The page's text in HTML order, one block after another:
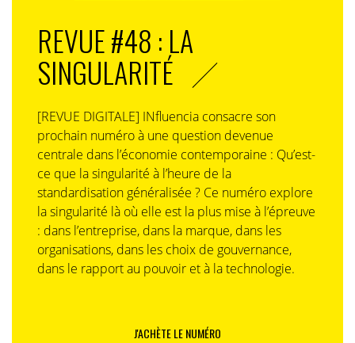
REVUE #48 : LA
SINGULARITÉ
[REVUE DIGITALE] INfluencia consacre son
prochain numéro à une question devenue
centrale dans l’économie contemporaine : Qu’est-
ce que la singularité à l’heure de la
standardisation généralisée ? Ce numéro explore
la singularité là où elle est la plus mise à l’épreuve
: dans l’entreprise, dans la marque, dans les
organisations, dans les choix de gouvernance,
dans le rapport au pouvoir et à la technologie.
J'ACHÈTE LE NUMÉRO